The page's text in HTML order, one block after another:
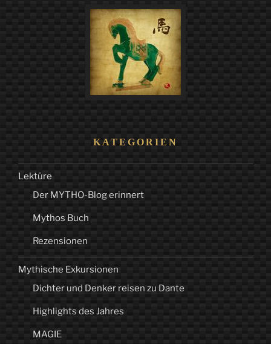
KATEGORIEN
Lektüre
Der MYTHO-Blog erinnert
Mythos Buch
Rezensionen
Mythische Exkursionen
Dichter und Denker reisen zu Dante
Highlights des Jahres
MAGIE